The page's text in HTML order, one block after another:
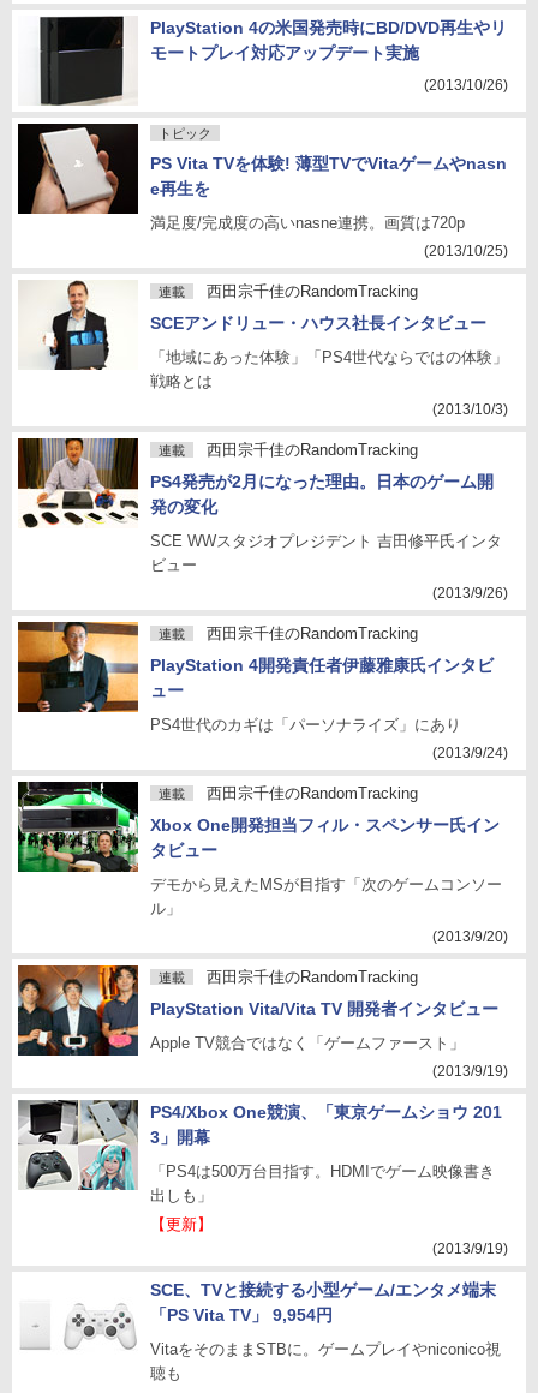
PlayStation 4の米国発売時にBD/DVD再生やリ
モートプレイ対応アップデート実施
(2013/10/26)
トピック
PS Vita TVを体験! 薄型TVでVitaゲームやnasn
e再生を
満足度/完成度の高いnasne連携。画質は720p
(2013/10/25)
連載 西田宗千佳のRandomTracking
SCEアンドリュー・ハウス社長インタビュー
「地域にあった体験」「PS4世代ならではの体験」
戦略とは
(2013/10/3)
連載 西田宗千佳のRandomTracking
PS4発売が2月になった理由。日本のゲーム開
発の変化
SCE WWスタジオプレジデント 吉田修平氏インタ
ビュー
(2013/9/26)
連載 西田宗千佳のRandomTracking
PlayStation 4開発責任者伊藤雅康氏インタビ
ュー
PS4世代のカギは「パーソナライズ」にあり
(2013/9/24)
連載 西田宗千佳のRandomTracking
Xbox One開発担当フィル・スペンサー氏イン
タビュー
デモから見えたMSが目指す「次のゲームコンソー
ル」
(2013/9/20)
連載 西田宗千佳のRandomTracking
PlayStation Vita/Vita TV 開発者インタビュー
Apple TV競合ではなく「ゲームファースト」
(2013/9/19)
PS4/Xbox One競演、「東京ゲームショウ 201
3」開幕
「PS4は500万台目指す。HDMIでゲーム映像書き
出しも」
【更新】
(2013/9/19)
SCE、TVと接続する小型ゲーム/エンタメ端末
「PS Vita TV」 9,954円
VitaをそのままSTBに。ゲームプレイやniconico視
聴も